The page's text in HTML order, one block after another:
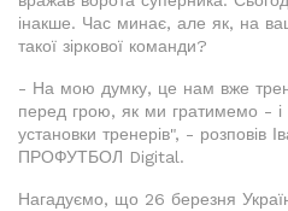
інакше. Час минає, але як, на
такої зіркової команди?
- На мою думку, це нам вже
перед грою, як ми гратимемо - і
установки тренерів", - розповів
ПРОФУТБОЛ Digital.
Нагадуємо, що 26 березня